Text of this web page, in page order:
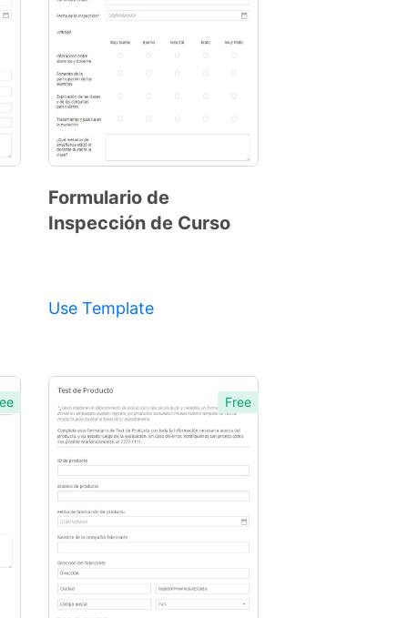
Preview
Formulario de
Inspección de Curso
Use Template
Free